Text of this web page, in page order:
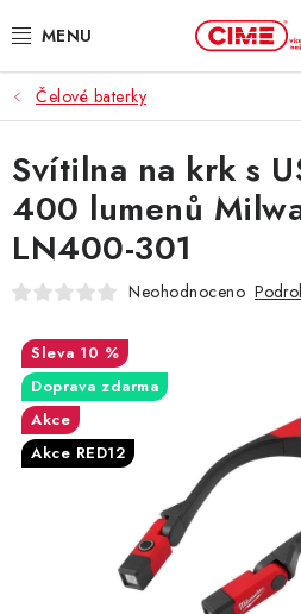
na
ZAHRADA, LES
DÍLNA, STAVBA
MILWAUKEE
ELEKTROMOBILITA
PROFI STROJE
PRODEJNY
SLUŽBY
OCHRANA
Čelové baterky
Svítilna na krk s
400 lumenů
LN400-301
Neohodnoceno
10 %
Doprava zdarma
Akce
Akce RED12